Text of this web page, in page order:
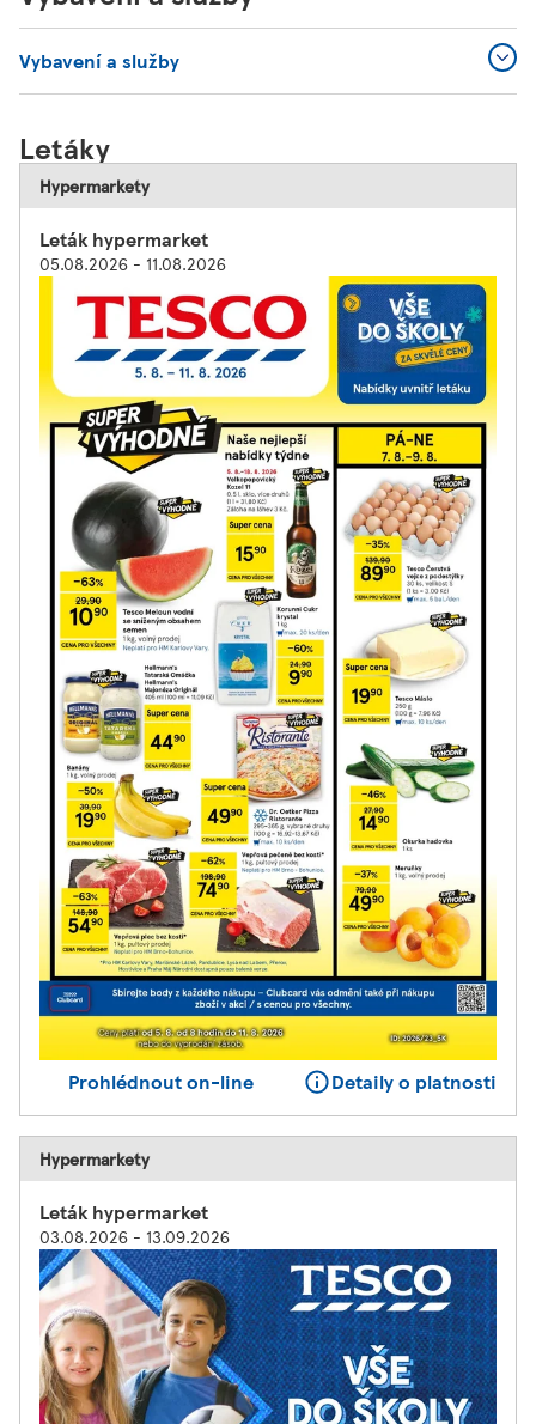
Vybavení a služby
Letáky
Hypermarkety
Leták hypermarket
05.08.2026 - 11.08.2026
Prohlédnout on-line Detaily o platnosti
Hypermarkety
Leták hypermarket
03.08.2026 - 13.09.2026